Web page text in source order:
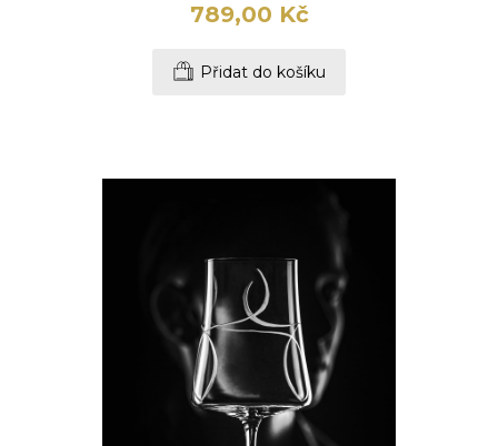
789,00 Kč
Přidat do košíku